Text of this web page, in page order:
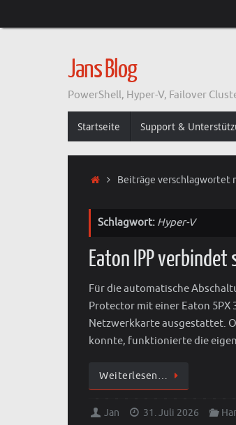
Inhalt
Jans Blog
PowerShell, Hyper-V, Failover
Inhalt
Startseite Support &
StartBeiträge verschlagwortet
Schlagwort: Hyper-V
Eaton IPP
Für die automatische
Protector mit einer Eaton 5PX
Netzwerkkarte ausgestattet.
konnte, funktionierte die
Weiterlesen…
Jan 31. Juli 2026